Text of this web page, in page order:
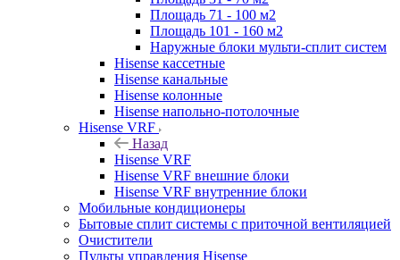
Площадь 71 - 100 м2
Площадь 101 - 160 м2
Наружные блоки мульти-сплит систем
Hisense кассетные
Hisense канальные
Hisense колонные
Hisense напольно-потолочные
Hisense VRF
Назад
Hisense VRF
Hisense VRF внешние блоки
Hisense VRF внутренние блоки
Мобильные кондиционеры
Бытовые сплит системы с приточной вентиляцией
Очистители
Пульты управления Hisense